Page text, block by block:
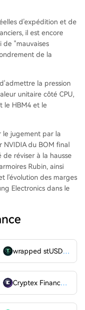
d'expédition et de
il est encore
"mauvaises
de la
la pression
unitaire côté CPU,
le HBM4 et le
le jugement par la
du BOM final
de réviser à la hausse
Rubin, ainsi
l'évolution des marges
Electronics dans le
wrapped stUSDT
Cryptex FinanceCTX